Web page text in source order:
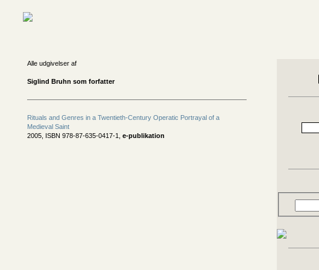
Alle udgivelser af
Siglind Bruhn som forfatter
Rituals and Genres in a Twentieth-Century Operatic Portrayal of a
Medieval Saint
2005, ISBN 978-87-635-0417-1, e-publikation